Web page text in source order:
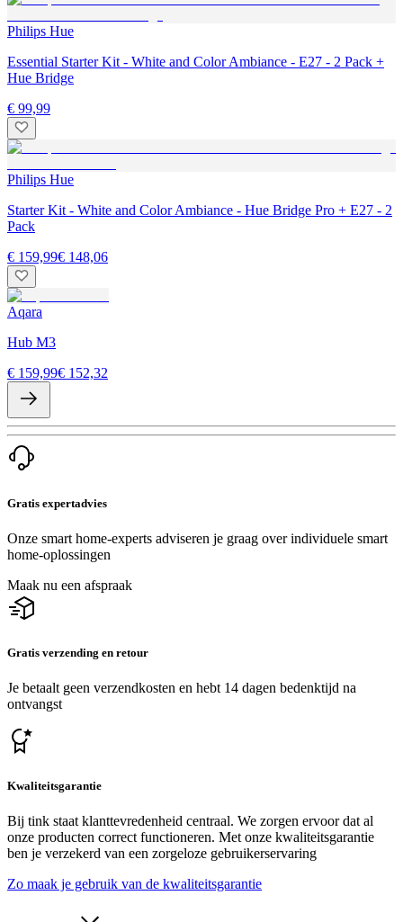
Philips Hue
Essential Starter Kit - White and Color Ambiance - E27 - 2 Pack +
Hue Bridge
€ 99,99
Philips Hue
Starter Kit - White and Color Ambiance - Hue Bridge Pro + E27 - 2
Pack
€ 159,99€ 148,06
Aqara
Hub M3
€ 159,99€ 152,32
Gratis expertadvies
Onze smart home-experts adviseren je graag over individuele smart
home-oplossingen
Maak nu een afspraak
Gratis verzending en retour
Je betaalt geen verzendkosten en hebt 14 dagen bedenktijd na
ontvangst
Kwaliteitsgarantie
Bij tink staat klanttevredenheid centraal. We zorgen ervoor dat al
onze producten correct functioneren. Met onze kwaliteitsgarantie
ben je verzekerd van een zorgeloze gebruikerservaring
Zo maak je gebruik van de kwaliteitsgarantie